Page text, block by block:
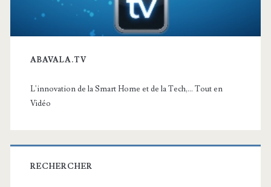
ABAVALA.TV
L'innovation de la Smart Home et de la Tech,... Tout en
Vidéo
RECHERCHER